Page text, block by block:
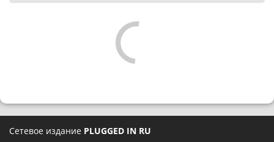
Сетевое издание PLUGGED IN RU